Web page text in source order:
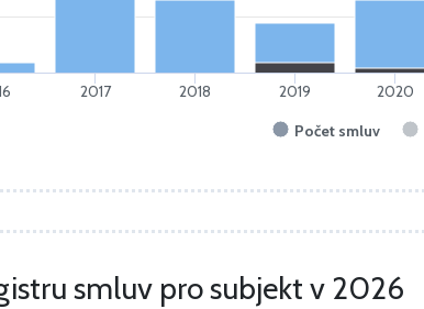
Počet smluv
2017 2018 2019 2020
smluv pro subjekt v 2026